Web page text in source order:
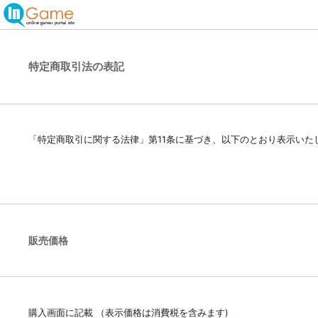
特定商取引法の表記
「特定商取引に関する法律」第11条に基づき、以下のとおり表示いた
販売価格
購入画面に記載 （表示価格は消費税を含みます)